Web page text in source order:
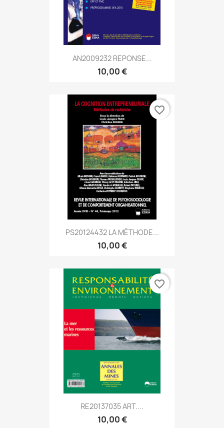
AN2009232 REPONSE...
10,00 €
PS20124432 LA MÉTHODE...
10,00 €
favorite_border
RE20137035 ART....
10,00 €
favorite_border